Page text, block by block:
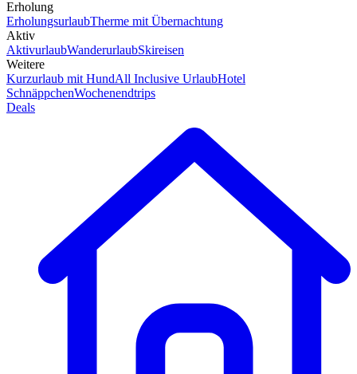
Erholung
ErholungsurlaubTherme mit Übernachtung
Aktiv
AktivurlaubWanderurlaubSkireisen
Weitere
Kurzurlaub mit HundAll Inclusive UrlaubHotel
SchnäppchenWochenendtrips
Deals